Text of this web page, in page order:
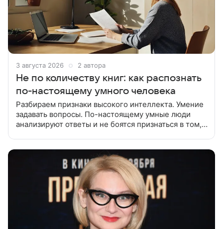
3 августа 2026 2 автора
Не по количеству книг: как распознать
по-настоящему умного человека
Разбираем признаки высокого интеллекта. Умение
задавать вопросы. По-настоящему умные люди
анализируют ответы и не боятся признаться в том,